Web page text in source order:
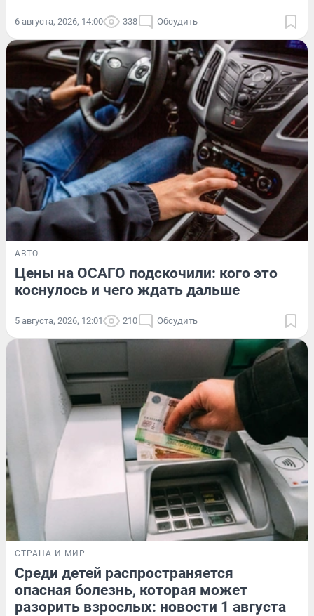
6 августа, 2026, 14:00 338 Обсудить
АВТО
Цены на ОСАГО подскочили: кого это
коснулось и чего ждать дальше
5 августа, 2026, 12:01 210 Обсудить
СТРАНА И МИР
Среди детей распространяется
опасная болезнь, которая может
разорить взрослых: новости 1 августа